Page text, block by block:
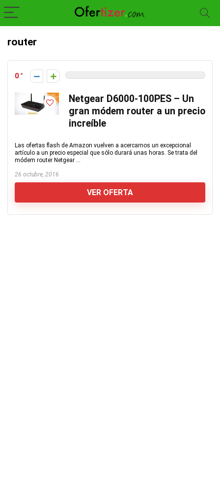
router
0
Netgear D6000-100PES – Un
gran módem router a un precio
increíble
Las ofertas flash de Amazon vuelven a acercarnos un excepcional
artículo a un precio especial que sólo durará unas horas. Se trata del
módem router Netgear ...
26 octubre, 2016
VER OFERTA